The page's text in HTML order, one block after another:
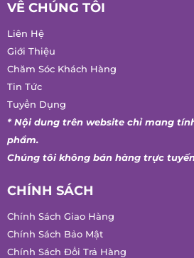
VỀ CHÚNG TÔI
Liên Hệ
Giới Thiệu
Chăm Sóc Khách Hàng
Tin Tức
Tuyển Dụng
* Nội dung trên website chỉ mang
phẩm.
Chúng tôi không bán hàng trực
CHÍNH SÁCH
Chính Sách Giao Hàng
Chính Sách Bảo Mật
Chính Sách Đổi Trả Hàng